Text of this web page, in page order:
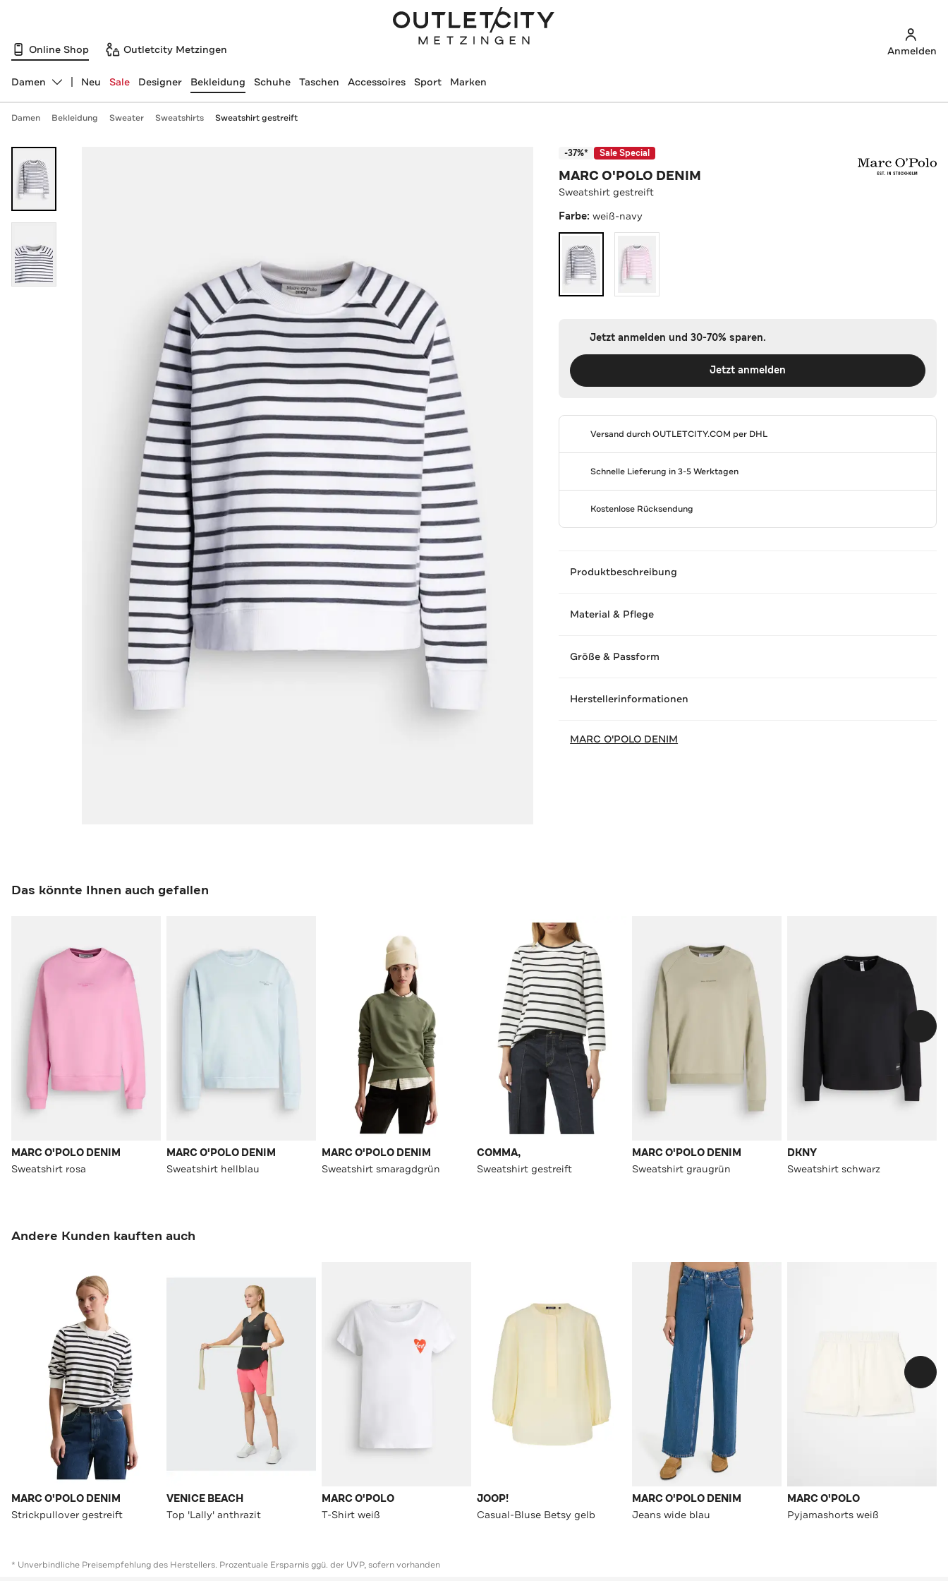
Online Shop Outletcity Metzingen Anmelden
Abteilung ändern, ausgewählt:
Damen Neu Sale Designer Bekleidung Schuhe Taschen Accessoires Sport Marken
Damen Bekleidung Sweater Sweatshirts Sweatshirt gestreift
-37%* Sale Special
MARC O'POLO DENIM
Sweatshirt gestreift
Farbe:weiß-navy
Jetzt anmelden und 30-70% sparen.
Jetzt anmelden
Versand durchOUTLETCITY.COM per DHL
Schnelle Lieferung in 3-5 Werktagen
Kostenlose Rücksendung
Produktbeschreibung
Material & Pflege
Größe & Passform
Herstellerinformationen
MARC O'POLO DENIM
Das könnte Ihnen auch gefallen
MARC O'POLO DENIM
Sweatshirt rosa
MARC O'POLO DENIM
Sweatshirt hellblau
MARC O'POLO DENIM
Sweatshirt smaragdgrün
COMMA,
Sweatshirt gestreift
MARC O'POLO DENIM
Sweatshirt graugrün
DKNY
Sweatshirt schwarz
Andere Kunden kauften auch
MARC O'POLO DENIM
Strickpullover gestreift
VENICE BEACH
Top 'Lally' anthrazit
MARC O'POLO
T-Shirt weiß
JOOP!
Casual-Bluse Betsy gelb
MARC O'POLO DENIM
Jeans wide blau
MARC O'POLO
Pyjamashorts weiß
* Unverbindliche Preisempfehlung des Herstellers. Prozentuale Ersparnis ggü. der UVP, sofern vorhanden